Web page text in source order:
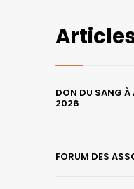
DON DU SANG À
2026
FORUM DES